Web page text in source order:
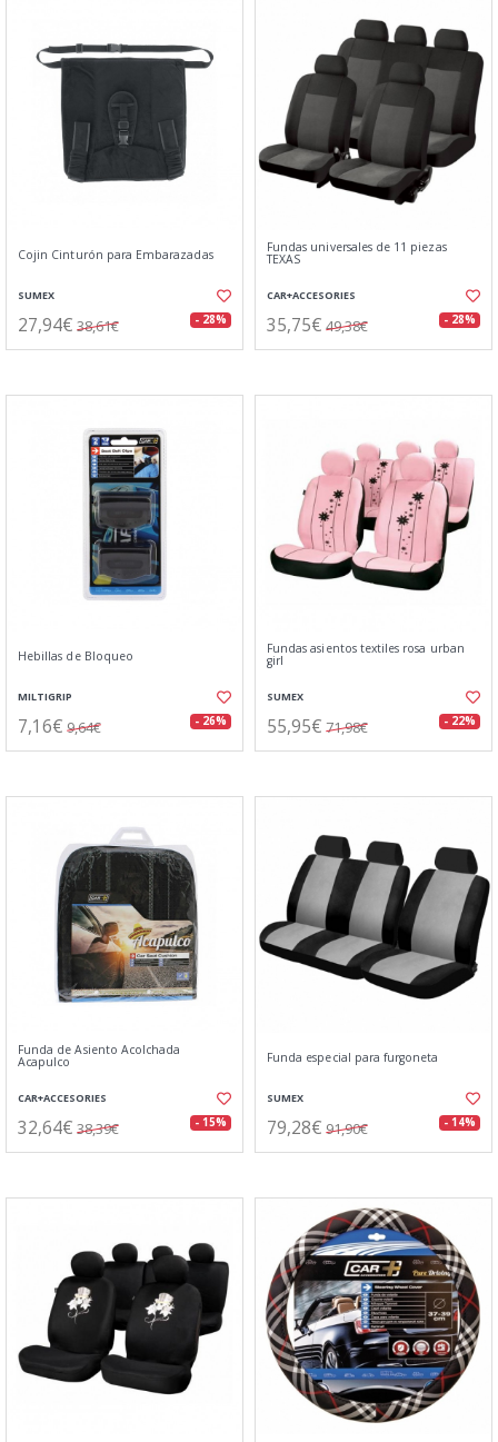
Cojin Cinturón para Embarazadas
SUMEX
27,94€ 38,61€ - 28%
Fundas universales de 11 piezas
TEXAS
CAR+ACCESORIES
35,75€ 49,38€ - 28%
Hebillas de Bloqueo
MILTIGRIP
7,16€ 9,64€ - 26%
Fundas asientos textiles rosa urban
girl
SUMEX
55,95€ 71,98€ - 22%
Funda de Asiento Acolchada
Acapulco
CAR+ACCESORIES
32,64€ 38,39€ - 15%
Funda especial para furgoneta
SUMEX
79,28€ 91,90€ - 14%